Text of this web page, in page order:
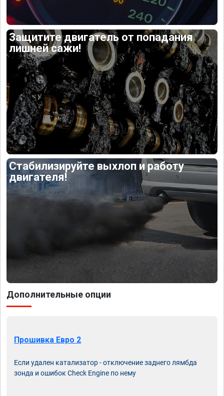
Защитите двигатель от попадания
лишней сажи!
Стабилизируйте выхлоп и работу
двигателя!
Дополнительные опции
Прошивка Евро 2
Если удален катализатор - отключение заднего лямбда
зонда и ошибок Check Engine по нему